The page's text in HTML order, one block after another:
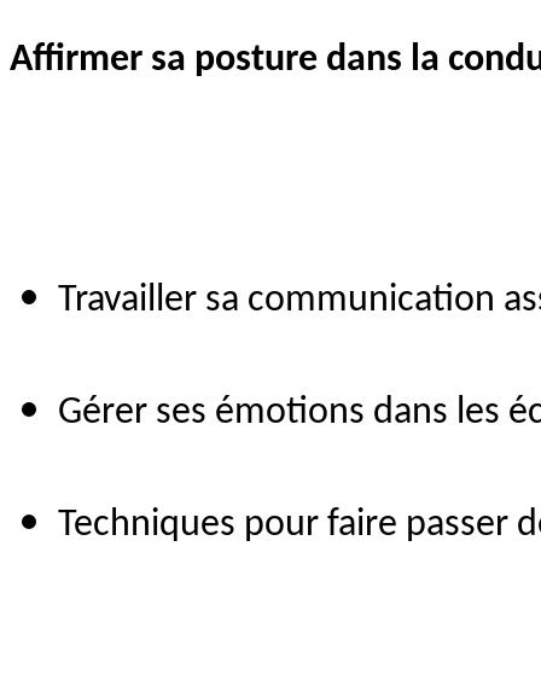
Affirmer sa posture dans la
Travailler sa communication
Gérer ses émotions dans les
Techniques pour faire passer